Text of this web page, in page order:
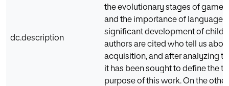
dc.description
the evolutionary stages of game,
and the importance of language
significant development of
authors are cited who tell us
acquisition, and after analyzing
it has been sought to define the
purpose of this work. On the